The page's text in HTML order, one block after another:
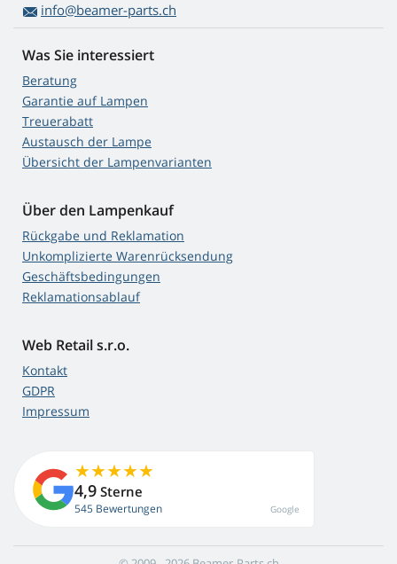
info@beamer-parts.ch
Was Sie interessiert
Beratung
Garantie auf Lampen
Treuerabatt
Austausch der Lampe
Übersicht der Lampenvarianten
Über den Lampenkauf
Rückgabe und Reklamation
Unkomplizierte Warenrücksendung
Geschäftsbedingungen
Reklamationsablauf
Web Retail s.r.o.
Kontakt
GDPR
Impressum
4,9 Sterne
545 Bewertungen Google